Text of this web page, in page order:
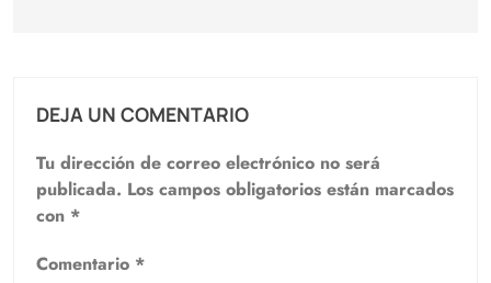
DEJA UN COMENTARIO
Tu dirección de correo electrónico no será
publicada. Los campos obligatorios están marcados
con *
Comentario *